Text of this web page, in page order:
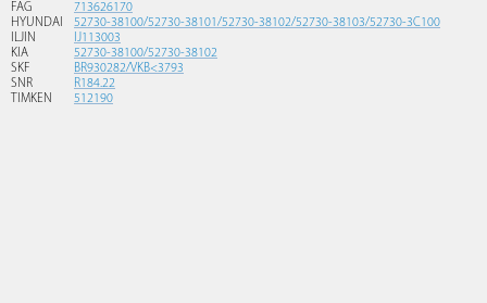
FAG
713626170
HYUNDAI
52730-38100/52730-38101/52730-38102/52730-38103/52730-3C100
ILJIN
IJ113003
KIA
52730-38100/52730-38102
SKF
BR930282/VKB<3793
SNR
R184.22
TIMKEN
512190